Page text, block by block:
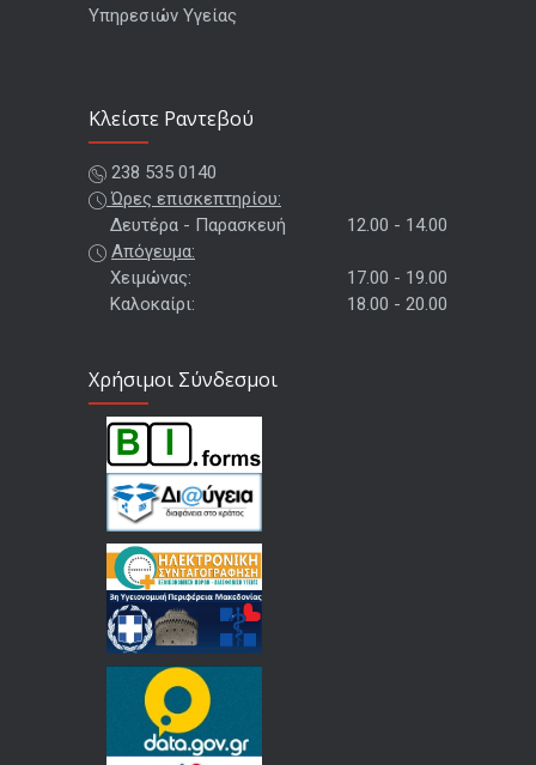
Υπηρεσιών Υγείας
Kλείστε Ραντεβού
238 535 0140
Ώρες επισκεπτηρίου:
Δευτέρα - Παρασκευή
12.00 - 14.00
Απόγευμα:
Χειμώνας:
17.00 - 19.00
Καλοκαίρι:
18.00 - 20.00
Χρήσιμοι Σύνδεσμοι